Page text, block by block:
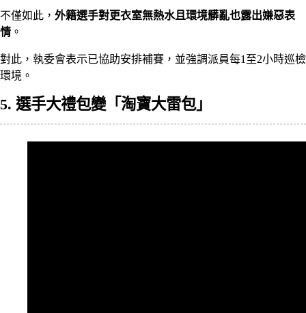
不僅如此， 外籍選手對更衣室無熱水且環境髒亂也露出嫌惡表
情 。
對此，執委會表示已協助安排補賽，並強調派員每1至2小時巡檢
環境。
5. 選手大禮包變「淘寶大雷包」